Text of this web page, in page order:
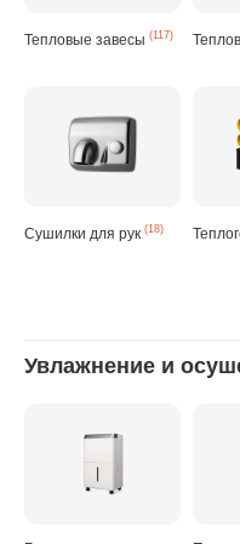
Тепловые завесы (117)
Сушилки для рук (18)
Увлажнение и